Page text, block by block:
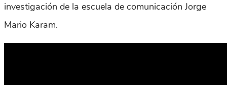
investigación de la escuela de comunicación Jorge
Mario Karam.